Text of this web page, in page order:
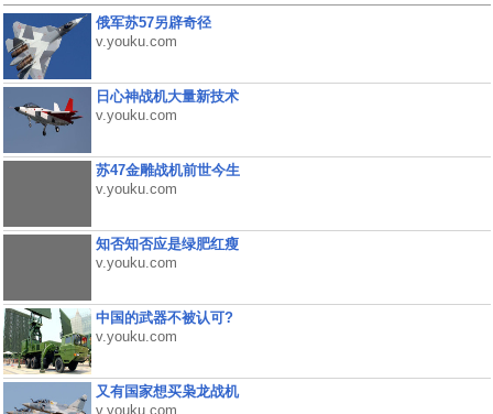
俄军苏57另辟奇径
v.youku.com
日心神战机大量新技术
v.youku.com
苏47金雕战机前世今生
v.youku.com
知否知否应是绿肥红瘦
v.youku.com
中国的武器不被认可?
v.youku.com
又有国家想买枭龙战机
v.youku.com